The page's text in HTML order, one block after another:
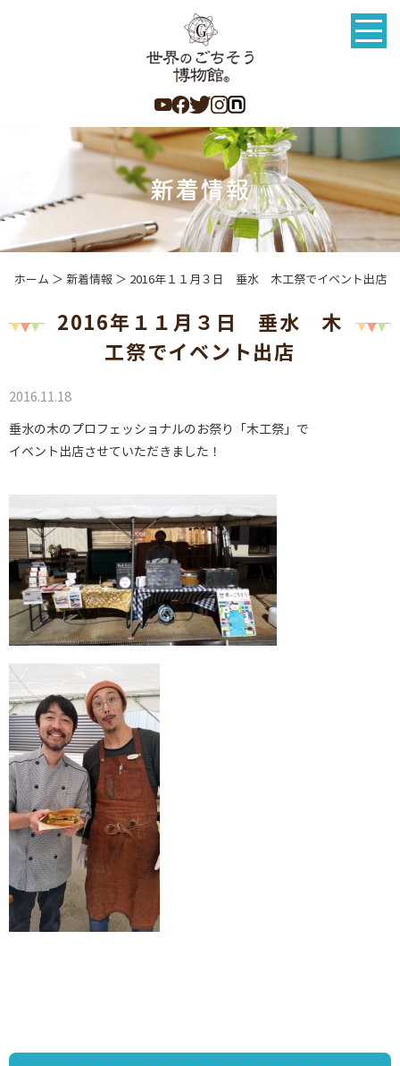
ホーム ＞ 新着情報 ＞ 2016年１１月３日 垂水 木工祭でイベント出店
2016年１１月３日 垂水 木
工祭でイベント出店
2016.11.18
垂水の木のプロフェッショナルのお祭り「木工祭」で
イベント出店させていただきました！